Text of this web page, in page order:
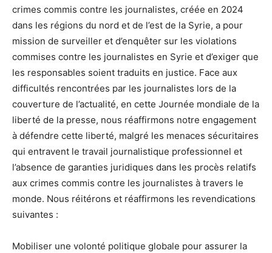
crimes commis contre les journalistes, créée en 2024
dans les régions du nord et de l’est de la Syrie, a pour
mission de surveiller et d’enquêter sur les violations
commises contre les journalistes en Syrie et d’exiger que
les responsables soient traduits en justice. Face aux
difficultés rencontrées par les journalistes lors de la
couverture de l’actualité, en cette Journée mondiale de la
liberté de la presse, nous réaffirmons notre engagement
à défendre cette liberté, malgré les menaces sécuritaires
qui entravent le travail journalistique professionnel et
l’absence de garanties juridiques dans les procès relatifs
aux crimes commis contre les journalistes à travers le
monde. Nous réitérons et réaffirmons les revendications
suivantes :
Mobiliser une volonté politique globale pour assurer la